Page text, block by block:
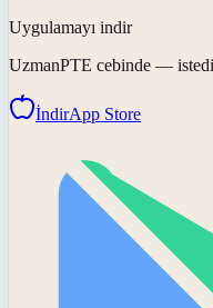
Uygulamayı indir
UzmanPTE cebinde —
İndirApp Store